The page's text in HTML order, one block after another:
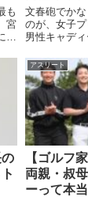
も
宮
戦
は？
文春砲でか
のが、女子
男性キャデ
う部分を調
3人の実名が
ゴルファー3
した！文春
ー...
アスリート
【ゴルフ
両親・叔
ーって本